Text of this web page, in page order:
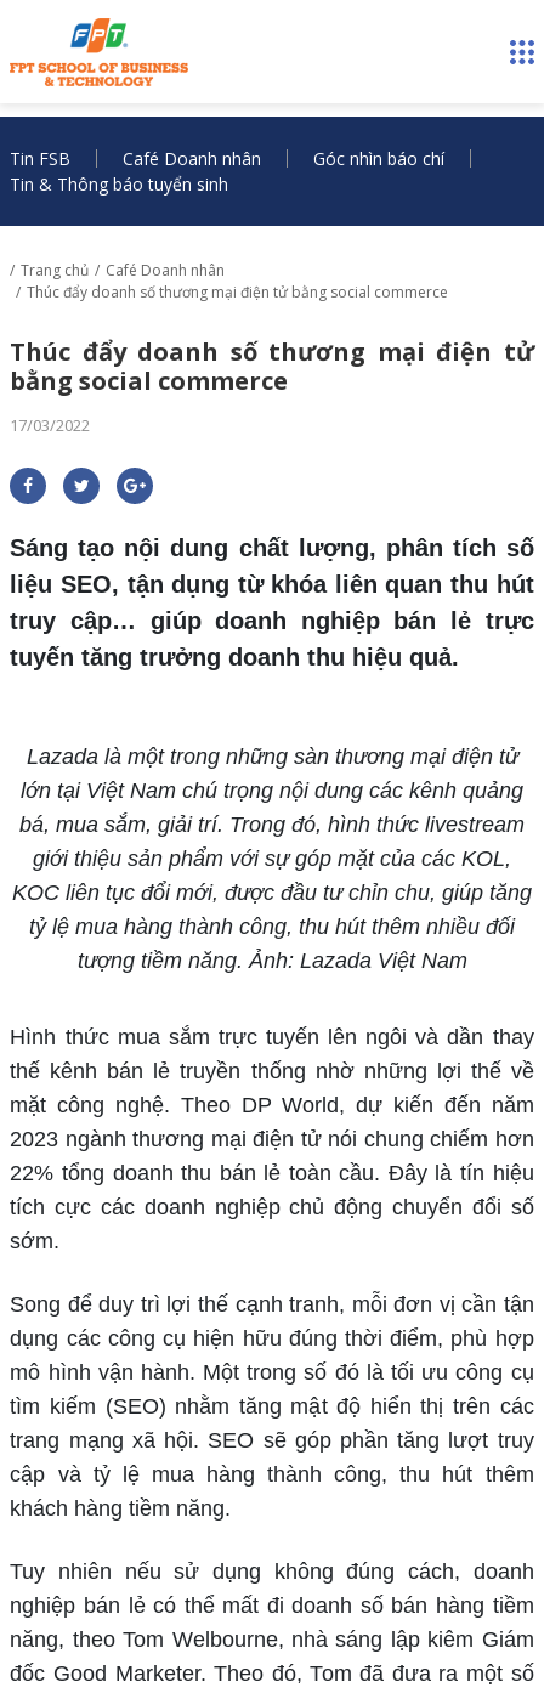
Tin FSB Café Doanh nhân
Góc nhìn báo chí
Tin & Thông báo tuyển sinh
Trang chủ
Café Doanh nhân
Thúc đẩy doanh số thương mại điện tử bằng social commerce
Thúc đẩy doanh số thương mại điện tử
bằng social commerce
17/03/2022
Sáng tạo nội dung chất lượng, phân tích số
liệu SEO, tận dụng từ khóa liên quan thu hút
truy cập… giúp doanh nghiệp bán lẻ trực
tuyến tăng trưởng doanh thu hiệu quả.
Lazada là một trong những sàn thương mại điện tử
lớn tại Việt Nam chú trọng nội dung các kênh quảng
bá, mua sắm, giải trí. Trong đó, hình thức livestream
giới thiệu sản phẩm với sự góp mặt của các KOL,
KOC liên tục đổi mới, được đầu tư chỉn chu, giúp tăng
tỷ lệ mua hàng thành công, thu hút thêm nhiều đối
tượng tiềm năng. Ảnh: Lazada Việt Nam
Hình thức mua sắm trực tuyến lên ngôi và dần thay
thế kênh bán lẻ truyền thống nhờ những lợi thế về
mặt công nghệ. Theo DP World, dự kiến đến năm
2023 ngành thương mại điện tử nói chung chiếm hơn
22% tổng doanh thu bán lẻ toàn cầu. Đây là tín hiệu
tích cực các doanh nghiệp chủ động chuyển đổi số
sớm.
Song để duy trì lợi thế cạnh tranh, mỗi đơn vị cần tận
dụng các công cụ hiện hữu đúng thời điểm, phù hợp
mô hình vận hành. Một trong số đó là tối ưu công cụ
tìm kiếm (SEO) nhằm tăng mật độ hiển thị trên các
trang mạng xã hội. SEO sẽ góp phần tăng lượt truy
cập và tỷ lệ mua hàng thành công, thu hút thêm
khách hàng tiềm năng.
Tuy nhiên nếu sử dụng không đúng cách, doanh
nghiệp bán lẻ có thể mất đi doanh số bán hàng tiềm
năng, theo Tom Welbourne, nhà sáng lập kiêm Giám
đốc Good Marketer. Theo đó, Tom đã đưa ra một số